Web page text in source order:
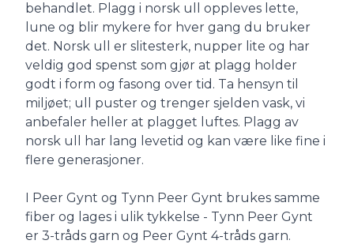
behandlet. Plagg i norsk ull oppleves lette,
lune og blir mykere for hver gang du bruker
det. Norsk ull er slitesterk, nupper lite og har
veldig god spenst som gjør at plagg holder
godt i form og fasong over tid. Ta hensyn til
miljøet; ull puster og trenger sjelden vask, vi
anbefaler heller at plagget luftes. Plagg av
norsk ull har lang levetid og kan være like fine i
flere generasjoner.
I Peer Gynt og Tynn Peer Gynt brukes samme
fiber og lages i ulik tykkelse - Tynn Peer Gynt
er 3-tråds garn og Peer Gynt 4-tråds garn.